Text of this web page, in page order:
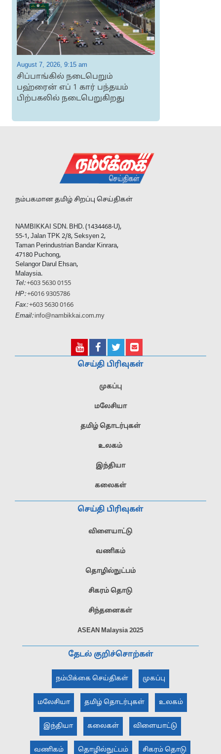
August 7, 2026, 9:15 am
சிப்பாங்கில் நடைபெறும்
பஹ்ரைன் எப் 1 கார் பந்தயம்
பிற்பகலில் நடைபெறுகிறது
நம்பகமான தமிழ் சிறப்பு செய்திகள்
NAMBIKKAI SDN. BHD. (1434468-U),
55-1, Jalan TPK 2/8, Seksyen 2,
Taman Perindustrian Bandar Kinrara,
47180 Puchong,
Selangor Darul Ehsan,
Malaysia.
Tel:+603 5630 0155
HP:+6016 9305786
Fax: +603 5630 0166
Email: info@nambikkai.com.my
செய்தி பிரிவுகள்
முகப்பு
மலேசியா
தமிழ் தொடர்புகள்
உலகம்
இந்தியா
கலைகள்
செய்தி பிரிவுகள்
விளையாட்டு
வணிகம்
தொழில்நுட்பம்
சிகரம் தொடு
சிந்தனைகள்
ASEAN Malaysia 2025
தேடல் குறிச்சொற்கள்
நம்பிக்கை செய்திகள் முகப்பு
மலேசியா தமிழ் தொடர்புகள் உலகம்
இந்தியா கலைகள் விளையாட்டு
வணிகம் தொழில்நுட்பம் சிகரம் தொடு